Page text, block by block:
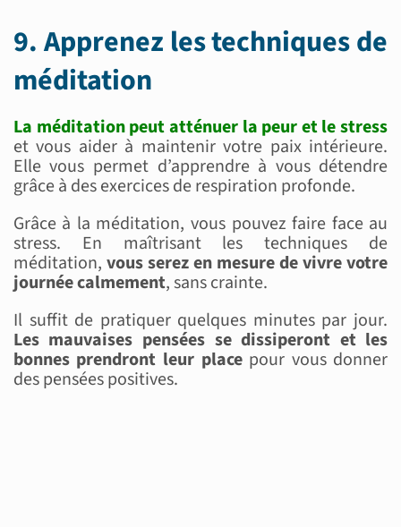
9. Apprenez les techniques de
méditation
La méditation peut atténuer la peur et le stress
et vous aider à maintenir votre paix intérieure.
Elle vous permet d’apprendre à vous détendre
grâce à des exercices de respiration profonde.
Grâce à la méditation, vous pouvez faire face au
stress. En maîtrisant les techniques de
méditation, vous serez en mesure de vivre votre
journée calmement, sans crainte.
Il suffit de pratiquer quelques minutes par jour.
Les mauvaises pensées se dissiperont et les
bonnes prendront leur placepour vous donner
des pensées positives.